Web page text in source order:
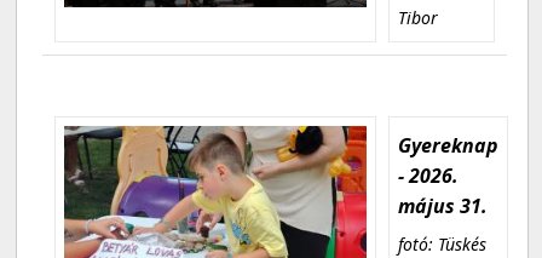
Tibor
Gyereknap
- 2026.
május 31.
fotó: Tüskés